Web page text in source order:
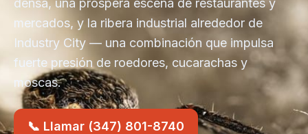
densa, una próspera escena de restaurantes y
mercados, y la ribera industrial alrededor de
Industry City — una combinación que impulsa
fuerte presión de roedores, cucarachas y
moscas.
📞 Llamar (347) 801-8740